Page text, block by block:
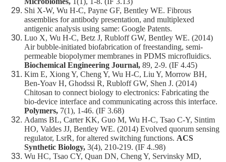
Shi X-W, Wu H-C, Payne GF, Bentley WE. Fibrous
assemblies for antibody presentation, and multiplexed
antigenic analysis using same: Google Patents.
Luo X, Wu H-C, Betz J, Rubloff GW, Bentley WE. (2014)
Air bubble-initiated biofabrication of freestanding, semi-
permeable biopolymer membranes in PDMS microfluidics.
Biochemical Engineering Journal, 89, 2-9. (IF 4.45)
Kim E, Xiong Y, Cheng Y, Wu H-C, Liu Y, Morrow BH,
Ben-Yoav H, Ghodssi R, Rubloff GW, Shen J. (2014)
Chitosan to connect biology to electronics: Fabricating the
bio-device interface and communicating across this interface.
Polymers, 7(1), 1-46. (IF 3.68)
Adams BL, Carter KK, Guo M, Wu H-C, Tsao C-Y, Sintim
HO, Valdes JJ, Bentley WE. (2014) Evolved quorum sensing
regulator, LsrR, for altered switching functions. ACS
Synthetic Biology, 3(4), 210-219. (IF 4..98)
Wu HC, Tsao CY, Quan DN, Cheng Y, Servinsky MD,